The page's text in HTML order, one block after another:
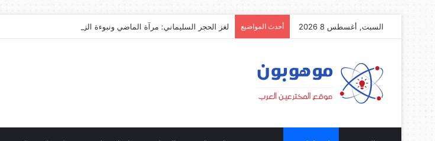
السبت, أغسطس 8 2026 أحدث المواضيع لغز الحجر السليماني: مرآة الماضي ونبوءة الزوال